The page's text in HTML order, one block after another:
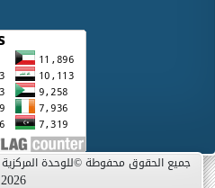
جميع الحقوق محفوطة ©للوحدة المركزية
2026